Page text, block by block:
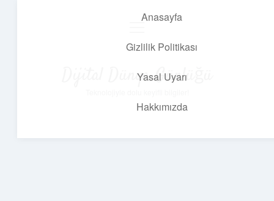
Anasayfa
Gizlilik Politikası
Yasal Uyarı
Hakkımızda
Dijital Dünya Günlüğü